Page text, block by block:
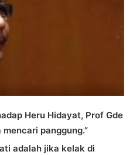
Heru Hidayat, Prof Gde
panggung.”
adalah jika kelak di